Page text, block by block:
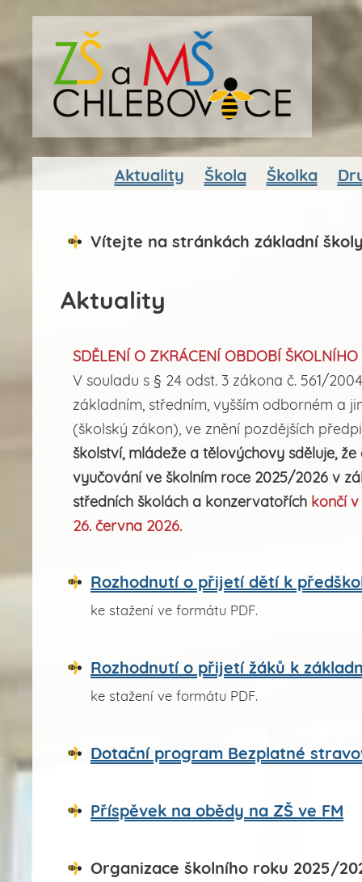
Aktuality Škola Školka
Vítejte na stránkách základní
Aktuality
SDĚLENÍ O ZKRÁCENÍ OBDOBÍ
V souladu s § 24 odst. 3 zákona č. 561/
základním, středním, vyšším odborném a
(školský zákon), ve znění pozdějších
školství, mládeže a tělovýchovy sděluje,
vyučování ve školním roce 2025/2026 v
středních školách a konzervatořích končí
26. června 2026.
Rozhodnutí o přijetí dětí k
ke stažení ve formátu PDF.
Rozhodnutí o přijetí žáků k
ke stažení ve formátu PDF.
Dotační program Bezplatné
Příspěvek na obědy na ZŠ ve FM
Organizace školního roku 2025/